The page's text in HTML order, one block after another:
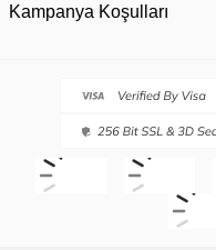
Kampanya Koşulları